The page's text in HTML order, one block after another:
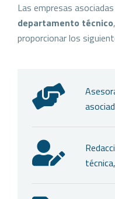
Las empresas
departamento técnico
proporcionar los